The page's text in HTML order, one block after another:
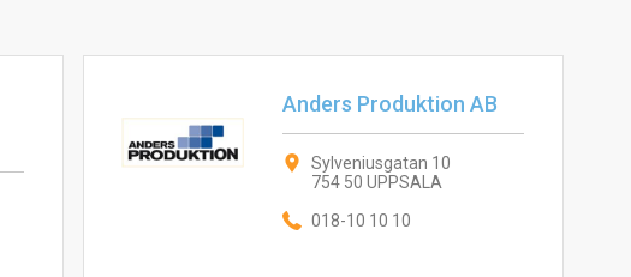
Anders Produktion AB
Sylveniusgatan 10
754 50 UPPSALA
018-10 10 10